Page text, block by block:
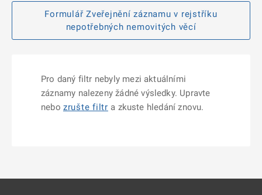
Formulář Zveřejnění záznamu v rejstříku
nepotřebných nemovitých věcí
Pro daný filtr nebyly mezi aktuálními
záznamy nalezeny žádné výsledky. Upravte
nebo zrušte filtr a zkuste hledání znovu.